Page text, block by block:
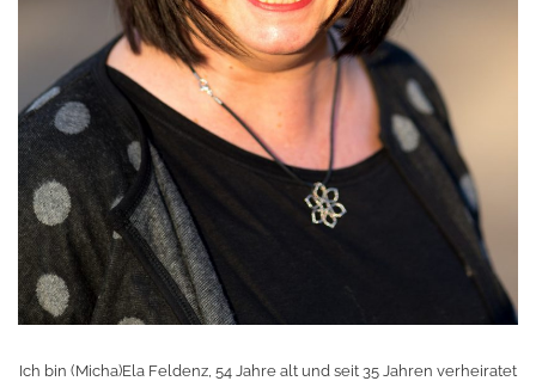
Ich bin (Micha)Ela Feldenz, 54 Jahre alt und seit 35 Jahren verheiratet